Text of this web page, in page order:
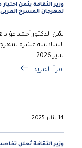
وزير الثقافة يثمن
لمهرجان المسرح العربي
ثمّن الدكتور أحمد فؤاد
السادسة عشرة
يناير 2026.
اقرأ المزيد
14 يناير 2025